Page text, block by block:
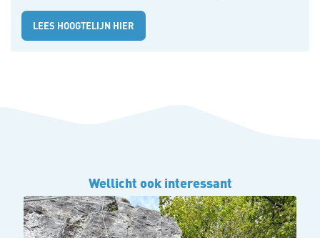
LEES HOOGTELIJN HIER
Wellicht ook interessant